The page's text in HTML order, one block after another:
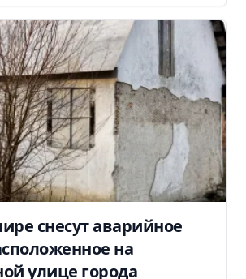
снесут аварийное
на
улице города